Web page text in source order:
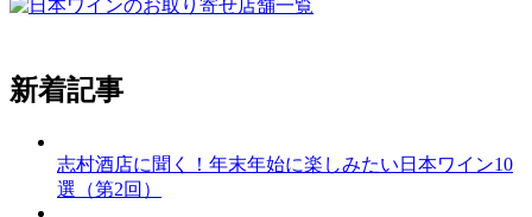
新着記事
志村酒店に聞く！年末年始に楽しみたい日本ワイン10
選（第2回）